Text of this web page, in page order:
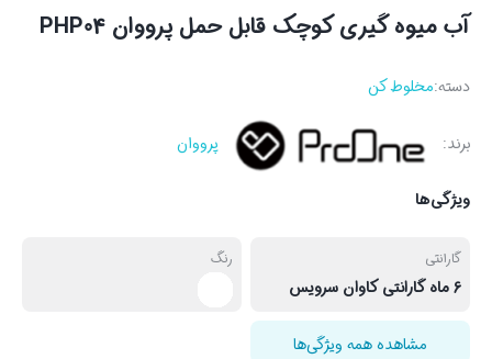
آب میوه گیری کوچک قابل حمل پرووان PHP04
دسته:مخلوط کن
برند: پرووان
ویژگی‌ها
گارانتی
6 ماه گارانتی کاوان سرویس
رنگ
مشاهده همه ویژگی‌ها